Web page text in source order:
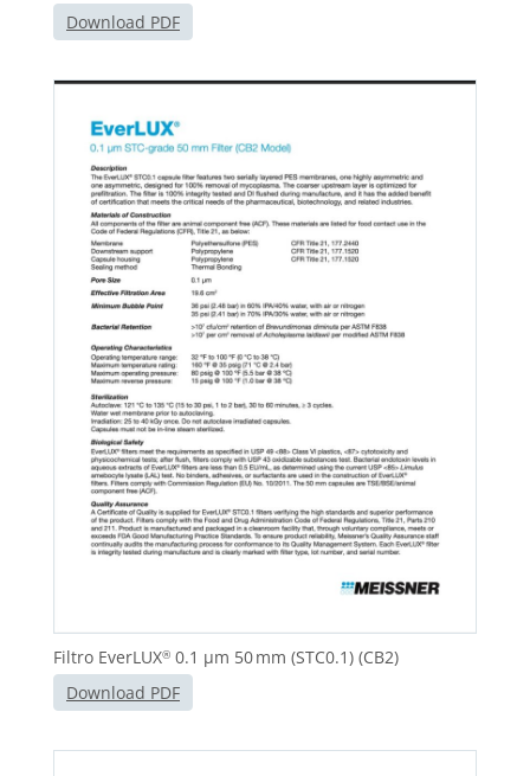
Download PDF
Filtro EverLUX® 0.1 µm 50 mm (STC0.1) (CB2)
Download PDF